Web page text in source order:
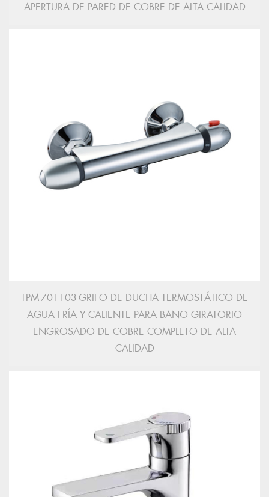
APERTURA DE PARED DE COBRE DE ALTA CALIDAD
TPM-701103-GRIFO DE DUCHA TERMOSTÁTICO DE
AGUA FRÍA Y CALIENTE PARA BAÑO GIRATORIO
ENGROSADO DE COBRE COMPLETO DE ALTA
CALIDAD